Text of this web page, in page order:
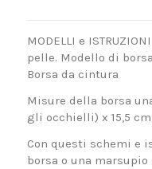
MODELLI e
pelle. Modello di
Borsa da cintura
Misure della borsa
gli occhielli) x 15,5
Con questi schemi e
borsa o una